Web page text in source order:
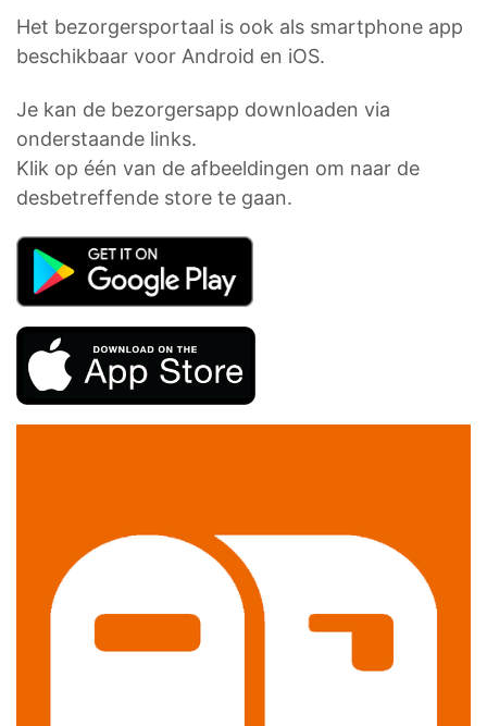
Het bezorgersportaal is ook als smartphone app
beschikbaar voor Android en iOS.
Je kan de bezorgersapp downloaden via
onderstaande links.
Klik op één van de afbeeldingen om naar de
desbetreffende store te gaan.